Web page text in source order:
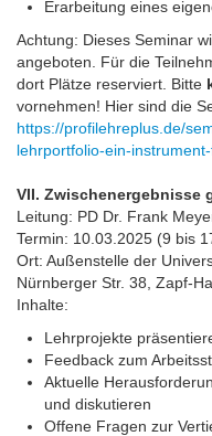
Erarbeitung eines
Achtung: Dieses Seminar
angeboten. Für die
dort Plätze reserviert. Bitte
vornehmen! Hier sind die
https://profilehreplus.de/
lehrportfolio-ein-instrument-
VII. Zwischenergebnisse
Leitung: PD Dr. Frank
Termin: 10.03.2025 (9 bis
Ort: Außenstelle der
Nürnberger Str. 38, Zapf-
Inhalte:
Lehrprojekte
Feedback zum
Aktuelle
und diskutieren
Offene Fragen zur